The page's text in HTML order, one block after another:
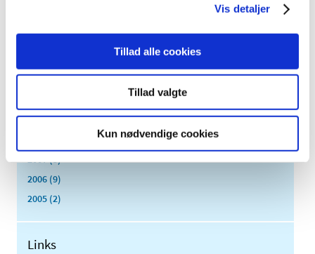
Vis detaljer
Tillad alle cookies
Tillad valgte
Kun nødvendige cookies
2009 (14)
2007 (3)
2006 (9)
2005 (2)
Links